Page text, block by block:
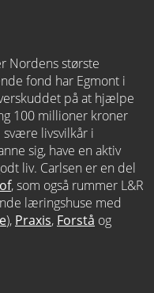
Nordens største
fond har Egmont i
på at hjælpe
100 millioner kroner
svære livsvilkår i
sig, have en aktiv
liv. Carlsen er en del
, som også rummer L&R
læringshuse med
), Praxis, Forstå og